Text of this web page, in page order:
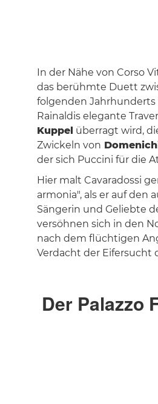
In der Nähe von Corso
das berühmte Duett
folgenden
Rainaldis elegante
Kuppel überragt wird,
Zwickeln von
der sich Puccini für die
Hier malt Cavaradossi
armonia", als er auf den
Sängerin und Geliebte
versöhnen sich in den
nach dem flüchtigen
Verdacht der Eifersucht
Der Palazzo